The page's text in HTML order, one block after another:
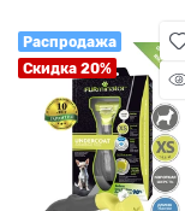
Распродажа
Скидка 20%